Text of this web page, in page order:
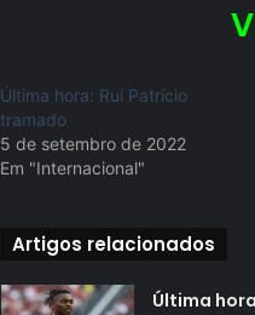
Última hora: Rui Patrício
tramado
5 de setembro de 2022
Em "Internacional"
Artigos relacionados
Última